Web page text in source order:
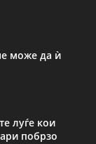
може да ѝ
луѓе кои
побрзо